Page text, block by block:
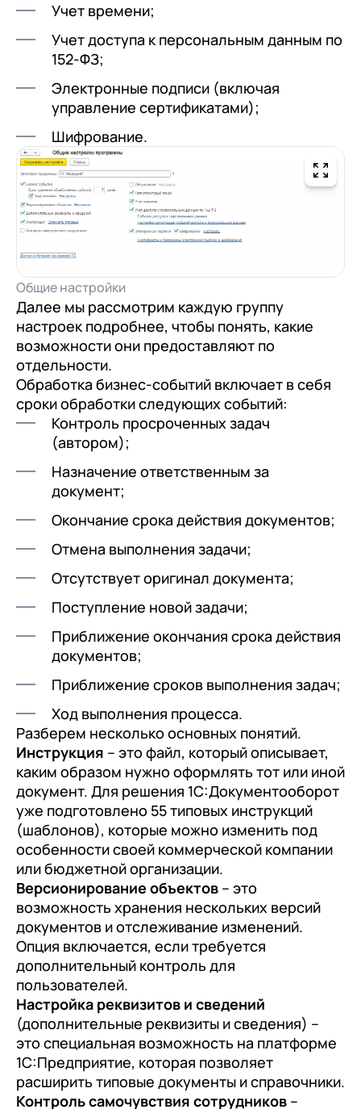
Учет времени;
Учет доступа к персональным данным по
152-ФЗ;
Электронные подписи (включая
управление сертификатами);
Шифрование.
Общие настройки
Далее мы рассмотрим каждую группу
настроек подробнее, чтобы понять, какие
возможности они предоставляют по
отдельности.
Обработка бизнес-событий включает в себя
сроки обработки следующих событий:
Контроль просроченных задач
(автором);
Назначение ответственным за
документ;
Окончание срока действия документов;
Отмена выполнения задачи;
Отсутствует оригинал документа;
Поступление новой задачи;
Приближение окончания срока действия
документов;
Приближение сроков выполнения задач;
Ход выполнения процесса.
Разберем несколько основных понятий.
Инструкция – это файл, который описывает,
каким образом нужно оформлять тот или иной
документ. Для решения 1С:Документооборот
уже подготовлено 55 типовых инструкций
(шаблонов), которые можно изменить под
особенности своей коммерческой компании
или бюджетной организации.
Версионирование объектов – это
возможность хранения нескольких версий
документов и отслеживание изменений.
Опция включается, если требуется
дополнительный контроль для
пользователей.
Настройка реквизитов и сведений
(дополнительные реквизиты и сведения) –
это специальная возможность на платформе
1С:Предприятие, которая позволяет
расширить типовые документы и справочники.
Контроль самочувствия сотрудников –